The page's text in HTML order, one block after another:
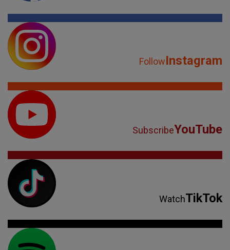
FollowInstagram
SubscribeYouTube
WatchTikTok